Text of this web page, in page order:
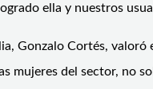
ella y nuestros
Gonzalo Cortés,
mujeres del sector, no